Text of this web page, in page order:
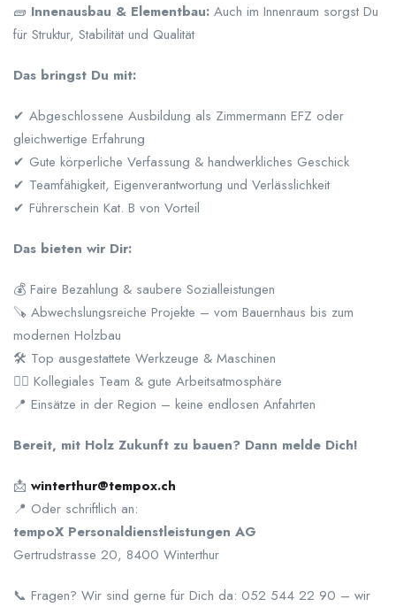
🧱 Innenausbau & Elementbau: Auch im Innenraum sorgst Du
für Struktur, Stabilität und Qualität
Das bringst Du mit:
✔ Abgeschlossene Ausbildung als Zimmermann EFZ oder
gleichwertige Erfahrung
✔ Gute körperliche Verfassung & handwerkliches Geschick
✔ Teamfähigkeit, Eigenverantwortung und Verlässlichkeit
✔ Führerschein Kat. B von Vorteil
Das bieten wir Dir:
💰 Faire Bezahlung & saubere Sozialleistungen
🪚 Abwechslungsreiche Projekte – vom Bauernhaus bis zum
modernen Holzbau
🛠️ Top ausgestattete Werkzeuge & Maschinen
👷‍♂️ Kollegiales Team & gute Arbeitsatmosphäre
📍 Einsätze in der Region – keine endlosen Anfahrten
Bereit, mit Holz Zukunft zu bauen? Dann melde Dich!
📩 winterthur@tempox.ch
📍 Oder schriftlich an:
tempoX Personaldienstleistungen AG
Gertrudstrasse 20, 8400 Winterthur
📞 Fragen? Wir sind gerne für Dich da: 052 544 22 90 – wir